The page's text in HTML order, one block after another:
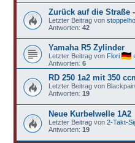
Zurück auf die Straße
Letzter Beitrag von
Antworten: 42
Yamaha R5 Zylinder
Letzter Beitrag von Flori
Antworten: 6
RD 250 1a2 mit 350
Letzter Beitrag von
Antworten: 19
Neue Kurbelwelle 1A2
Letzter Beitrag von 2-Takt-
Antworten: 19